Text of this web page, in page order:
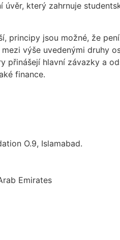
který zahrnuje
principy jsou možné, že
výše uvedenými druhy
přinášejí hlavní závazky a
finance.
O.9, Islamabad.
Emirates